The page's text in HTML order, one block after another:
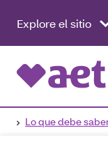
Explore el sitio
Lo que debe